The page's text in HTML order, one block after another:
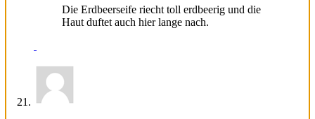
Die Erdbeerseife riecht toll erdbeerig und die
Haut duftet auch hier lange nach.